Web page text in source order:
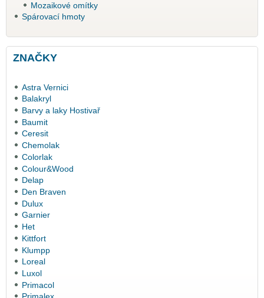
Mozaikové omítky
Spárovací hmoty
ZNAČKY
Astra Vernici
Balakryl
Barvy a laky Hostivař
Baumit
Ceresit
Chemolak
Colorlak
Colour&Wood
Delap
Den Braven
Dulux
Garnier
Het
Kittfort
Klumpp
Loreal
Luxol
Primacol